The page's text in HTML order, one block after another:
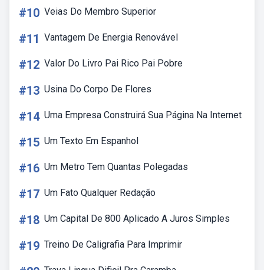
#10 Veias Do Membro Superior
#11 Vantagem De Energia Renovável
#12 Valor Do Livro Pai Rico Pai Pobre
#13 Usina Do Corpo De Flores
#14 Uma Empresa Construirá Sua Página Na Internet
#15 Um Texto Em Espanhol
#16 Um Metro Tem Quantas Polegadas
#17 Um Fato Qualquer Redação
#18 Um Capital De 800 Aplicado A Juros Simples
#19 Treino De Caligrafia Para Imprimir